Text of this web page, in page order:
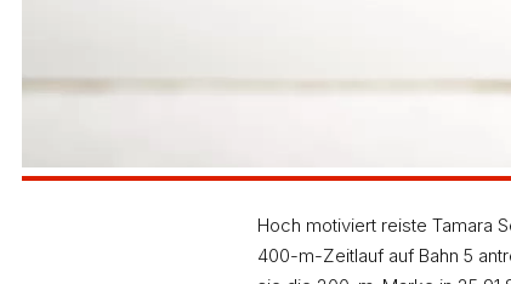
Hoch motiviert reiste Tamara
400-m-Zeitlauf auf Bahn 5